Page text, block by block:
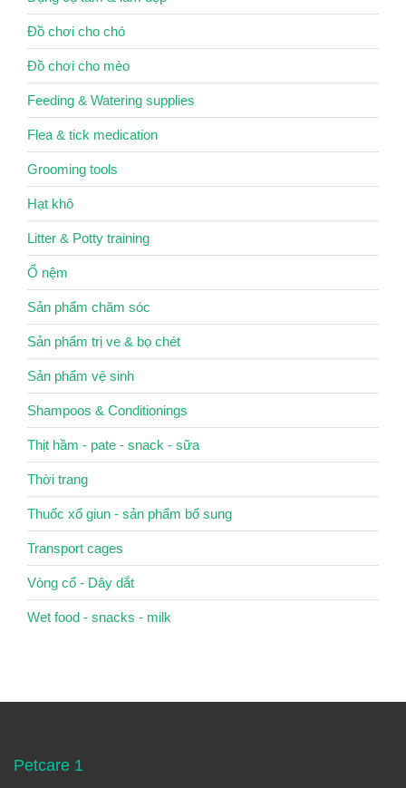
Đồ chơi cho chó
Đồ chơi cho mèo
Feeding & Watering supplies
Flea & tick medication
Grooming tools
Hạt khô
Litter & Potty training
Ổ nệm
Sản phẩm chăm sóc
Sản phẩm trị ve & bọ chét
Sản phẩm vệ sinh
Shampoos & Conditionings
Thịt hầm - pate - snack - sữa
Thời trang
Thuốc xổ giun - sản phẩm bổ sung
Transport cages
Vòng cổ - Dây dắt
Wet food - snacks - milk
Petcare 1